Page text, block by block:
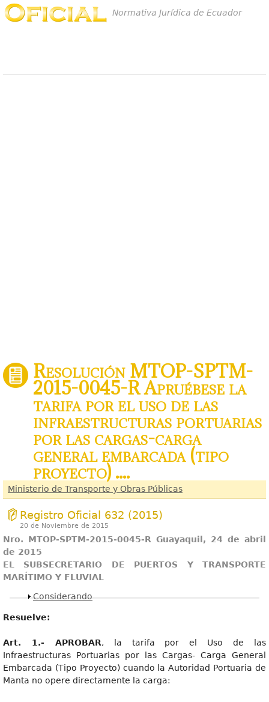
Normativa Jurídica de Ecuador
Resolución MTOP-SPTM-
2015-0045-R Apruébese la
tarifa por el uso de las
infraestructuras portuarias
por las cargas-carga
general embarcada (tipo
proyecto) ....
Ministerio de Transporte y Obras Públicas
Registro Oficial 632 (2015)
20 de Noviembre de 2015
Nro. MTOP-SPTM-2015-0045-R Guayaquil, 24 de abril
de 2015
EL SUBSECRETARIO DE PUERTOS Y TRANSPORTE
MARÍTIMO Y FLUVIAL
Mostrar
Considerando
Resuelve:
Art. 1.- APROBAR, la tarifa por el Uso de las
Infraestructuras Portuarias por las Cargas- Carga General
Embarcada (Tipo Proyecto) cuando la Autoridad Portuaria de
Manta no opere directamente la carga: